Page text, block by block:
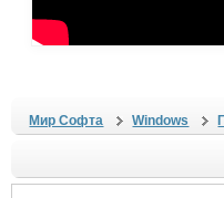
Мир Софта Windows